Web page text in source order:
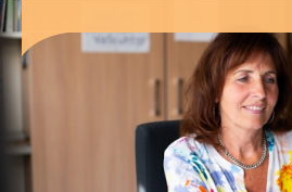
Karriere
Leichte Sprache